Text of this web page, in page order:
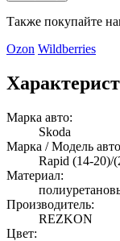
Также покупайте
Ozon Wildberries
Марка авто:
Skoda
Марка / Модель
Rapid (14-
Материал:
Производитель:
REZKON
Цвет: